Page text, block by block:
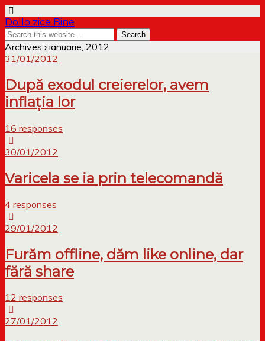
Dollo zice Bine
Archives › ianuarie, 2012
31/01/2012
După exodul creierelor, avem
inflația lor
16 responses
30/01/2012
Varicela se ia prin telecomandă
4 responses
29/01/2012
Furăm offline, dăm like online, dar
fără share
12 responses
27/01/2012